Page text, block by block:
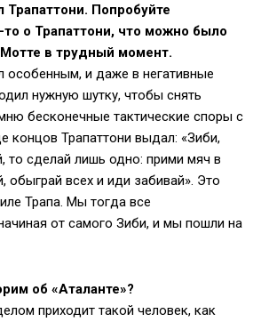
Трапаттони. Попробуйте
о Трапаттони, что можно было
в трудный момент.
особенным, и даже в негативные
нужную шутку, чтобы снять
бесконечные тактические споры с
концов Трапаттони выдал: «Зиби,
то сделай лишь одно: прими мяч в
обыграй всех и иди забивай». Это
Трапа. Мы тогда все
от самого Зиби, и мы пошли на
об «Аталанте»?
приходит такой человек, как